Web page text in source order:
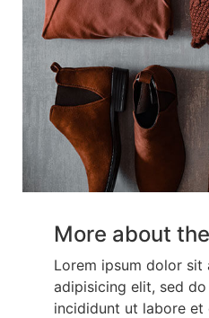
More about
Lorem ipsum dolor sit
adipisicing elit, sed
incididunt ut labore et